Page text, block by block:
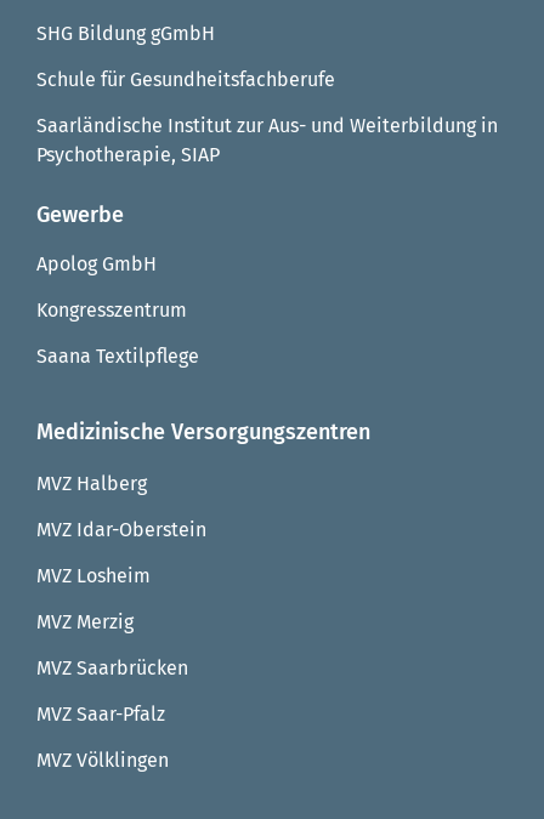
SHG Bildung gGmbH
Schule für Gesundheitsfachberufe
Saarländische Institut zur Aus- und Weiterbildung in
Psychotherapie, SIAP
Gewerbe
Apolog GmbH
Kongresszentrum
Saana Textilpflege
Medizinische Versorgungszentren
MVZ Halberg
MVZ Idar-Oberstein
MVZ Losheim
MVZ Merzig
MVZ Saarbrücken
MVZ Saar-Pfalz
MVZ Völklingen